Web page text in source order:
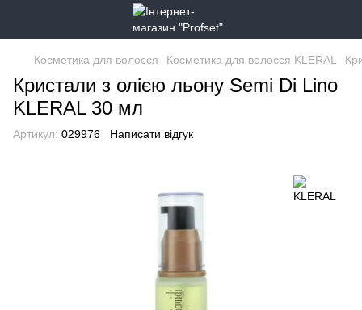
Косметика для волосся Косметика для волосся KLERAL
Кристали з олією льону Semi Di Lino
KLERAL 30 мл
Артикул: 029976 Написати відгук